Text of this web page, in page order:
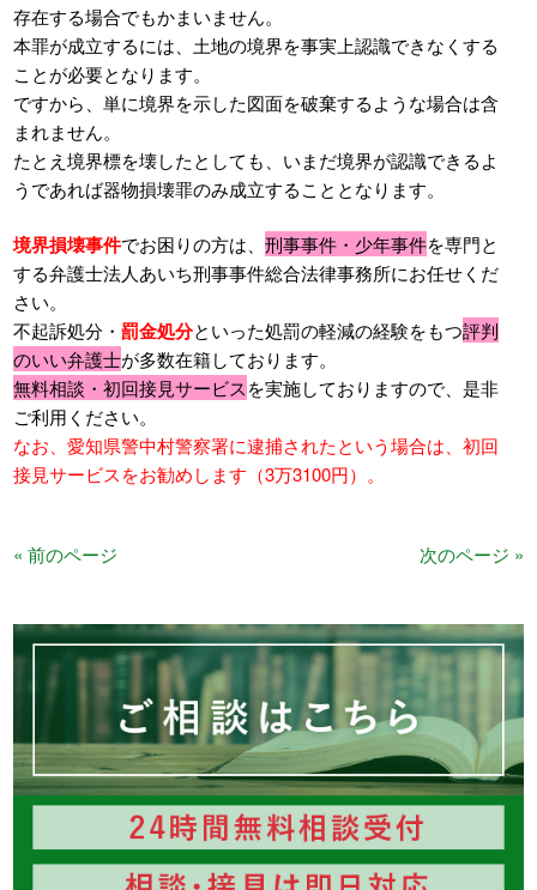
存在する場合でもかまいません。
本罪が成立するには、土地の境界を事実上認識できなくする
ことが必要となります。
ですから、単に境界を示した図面を破棄するような場合は含
まれません。
たとえ境界標を壊したとしても、いまだ境界が認識できるよ
うであれば器物損壊罪のみ成立することとなります。
境界損壊事件でお困りの方は、刑事事件・少年事件を専門と
する弁護士法人あいち刑事事件総合法律事務所にお任せくだ
さい。
不起訴処分・罰金処分といった処罰の軽減の経験をもつ評判
のいい弁護士が多数在籍しております。
無料相談・初回接見サービスを実施しておりますので、是非
ご利用ください。
なお、愛知県警中村警察署に逮捕されたという場合は、初回
接見サービスをお勧めします（3万3100円）。
« 前のページ 次のページ »